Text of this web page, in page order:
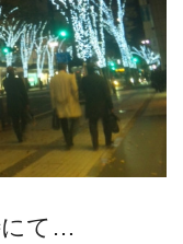
にて…